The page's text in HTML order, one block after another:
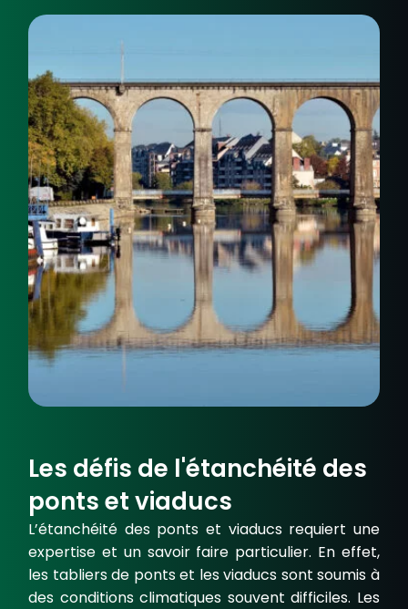
Les défis de l'étanchéité des
ponts et viaducs
L’étanchéité des ponts et viaducs requiert une
expertise et un savoir faire particulier. En effet,
les tabliers de ponts et les viaducs sont soumis à
des conditions climatiques souvent difficiles. Les